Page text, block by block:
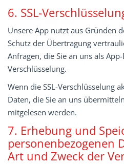
6. SSL-
Unsere App nutzt aus Gründen
Schutz der Übertragung
Anfragen, die Sie an uns als
Verschlüsselung.
Wenn die SSL-Verschlüsselung
Daten, die Sie an uns
mitgelesen werden.
7. Erhebung und
personenbezogenen
Art und Zweck der